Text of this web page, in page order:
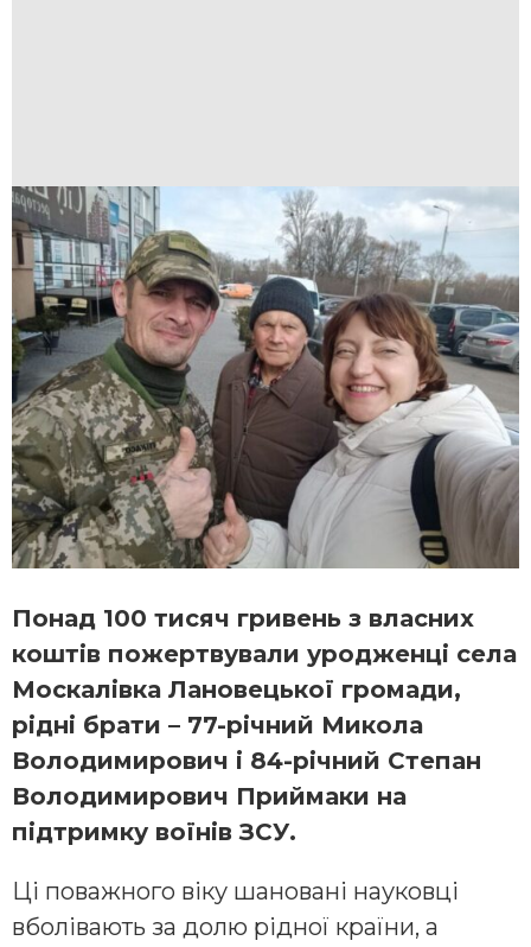
Понад 100 тисяч гривень з власних
коштів пожертвували уродженці села
Москалівка Лановецької громади,
рідні брати – 77-річний Микола
Володимирович і 84-річний Степан
Володимирович Приймаки на
підтримку воїнів ЗСУ.
Ці поважного віку шановані науковці
вболівають за долю рідної країни, а